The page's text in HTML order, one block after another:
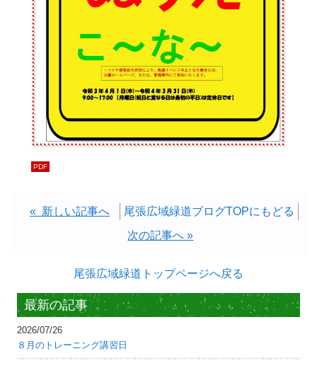
« 新しい記事へ
尾張広域緑道ブログTOPにもどる
次の記事へ »
尾張広域緑道トップページへ戻る
最新の記事
2026/07/26
８月のトレーニング講習日